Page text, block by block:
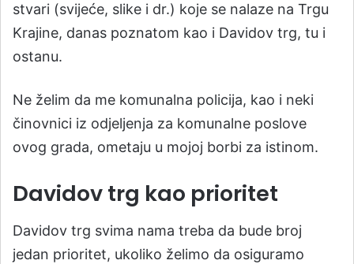
stvari (svijeće, slike i dr.) koje se nalaze na Trgu
Krajine, danas poznatom kao i Davidov trg, tu i
ostanu.
Ne želim da me komunalna policija, kao i neki
činovnici iz odjeljenja za komunalne poslove
ovog grada, ometaju u mojoj borbi za istinom.
Davidov trg kao prioritet
Davidov trg svima nama treba da bude broj
jedan prioritet, ukoliko želimo da osiguramo